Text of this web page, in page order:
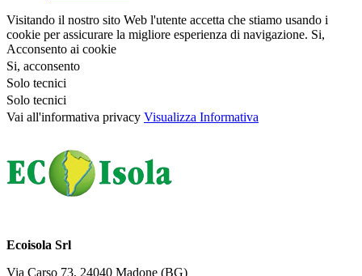
Visitando il nostro sito Web l'utente accetta che stiamo usando i
cookie per assicurare la migliore esperienza di navigazione. Si,
Acconsento ai cookie
Si, acconsento
Solo tecnici
Solo tecnici
Vai all'informativa privacy Visualizza Informativa
Ecoisola Srl
Via Carso 73, 24040 Madone (BG)